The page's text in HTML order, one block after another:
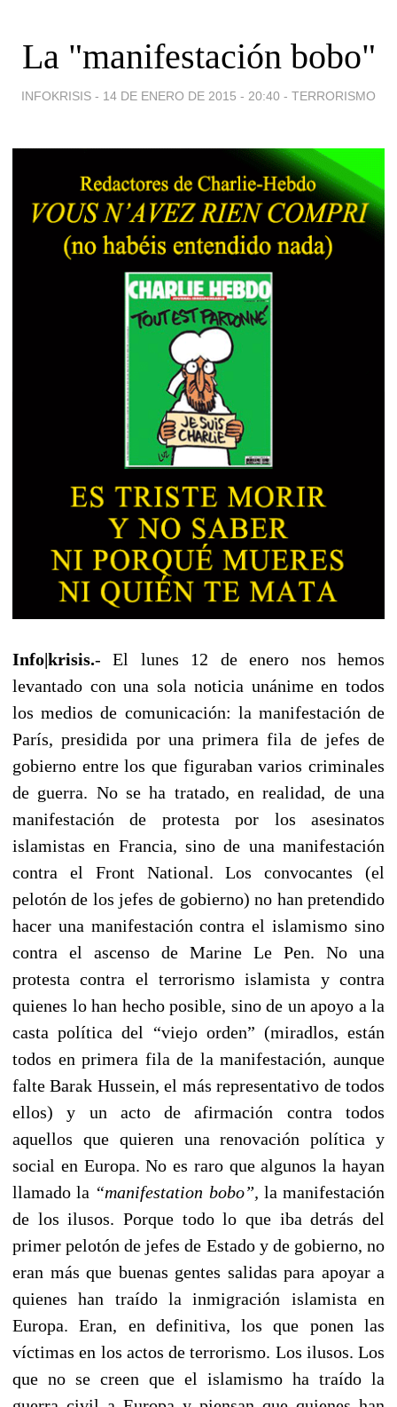
La "manifestación bobo"
INFOKRISIS - 14 DE ENERO DE 2015 - 20:40 - TERRORISMO
Info|krisis.-El lunes 12 de enero nos hemos
levantado con una sola noticia unánime en todos
los medios de comunicación: la manifestación de
París, presidida por una primera fila de jefes de
gobierno entre los que figuraban varios criminales
de guerra. No se ha tratado, en realidad, de una
manifestación de protesta por los asesinatos
islamistas en Francia, sino de una manifestación
contra el Front National. Los convocantes (el
pelotón de los jefes de gobierno) no han pretendido
hacer una manifestación contra el islamismo sino
contra el ascenso de Marine Le Pen. No una
protesta contra el terrorismo islamista y contra
quienes lo han hecho posible, sino de un apoyo a la
casta política del “viejo orden” (miradlos, están
todos en primera fila de la manifestación, aunque
falte Barak Hussein, el más representativo de todos
ellos) y un acto de afirmación contra todos
aquellos que quieren una renovación política y
social en Europa. No es raro que algunos la hayan
llamado la “manifestation bobo”, la manifestación
de los ilusos. Porque todo lo que iba detrás del
primer pelotón de jefes de Estado y de gobierno, no
eran más que buenas gentes salidas para apoyar a
quienes han traído la inmigración islamista en
Europa. Eran, en definitiva, los que ponen las
víctimas en los actos de terrorismo. Los ilusos. Los
que no se creen que el islamismo ha traído la